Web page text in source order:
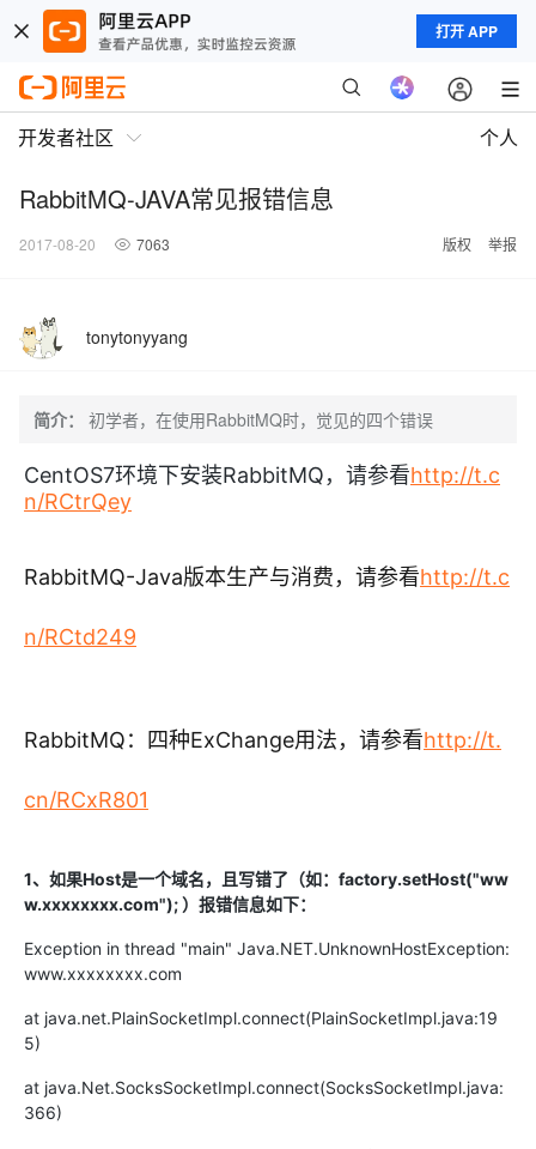
打开 APP
开发者社区 个人
RabbitMQ-JAVA常见报错信息
2017-08-20 7063 版权 举报
tonytonyyang
简介： 初学者，在使用RabbitMQ时，觉见的四个错误
CentOS7环境下安装RabbitMQ，请参看http://t.c
n/RCtrQey
RabbitMQ-Java版本生产与消费，请参看http://t.c
n/RCtd249
RabbitMQ：四种ExChange用法，请参看http://t.
cn/RCxR801
1、如果Host是一个域名，且写错了 （如： factory.setHost("ww
w.xxxxxxxx.com");）报错信息如下：
Exception in thread "main" Java.NET.UnknownHostException:
www.xxxxxxxx.com
at java.net.PlainSocketImpl.connect(PlainSocketImpl.java:19
5)
at java.Net.SocksSocketImpl.connect(SocksSocketImpl.java:
366)